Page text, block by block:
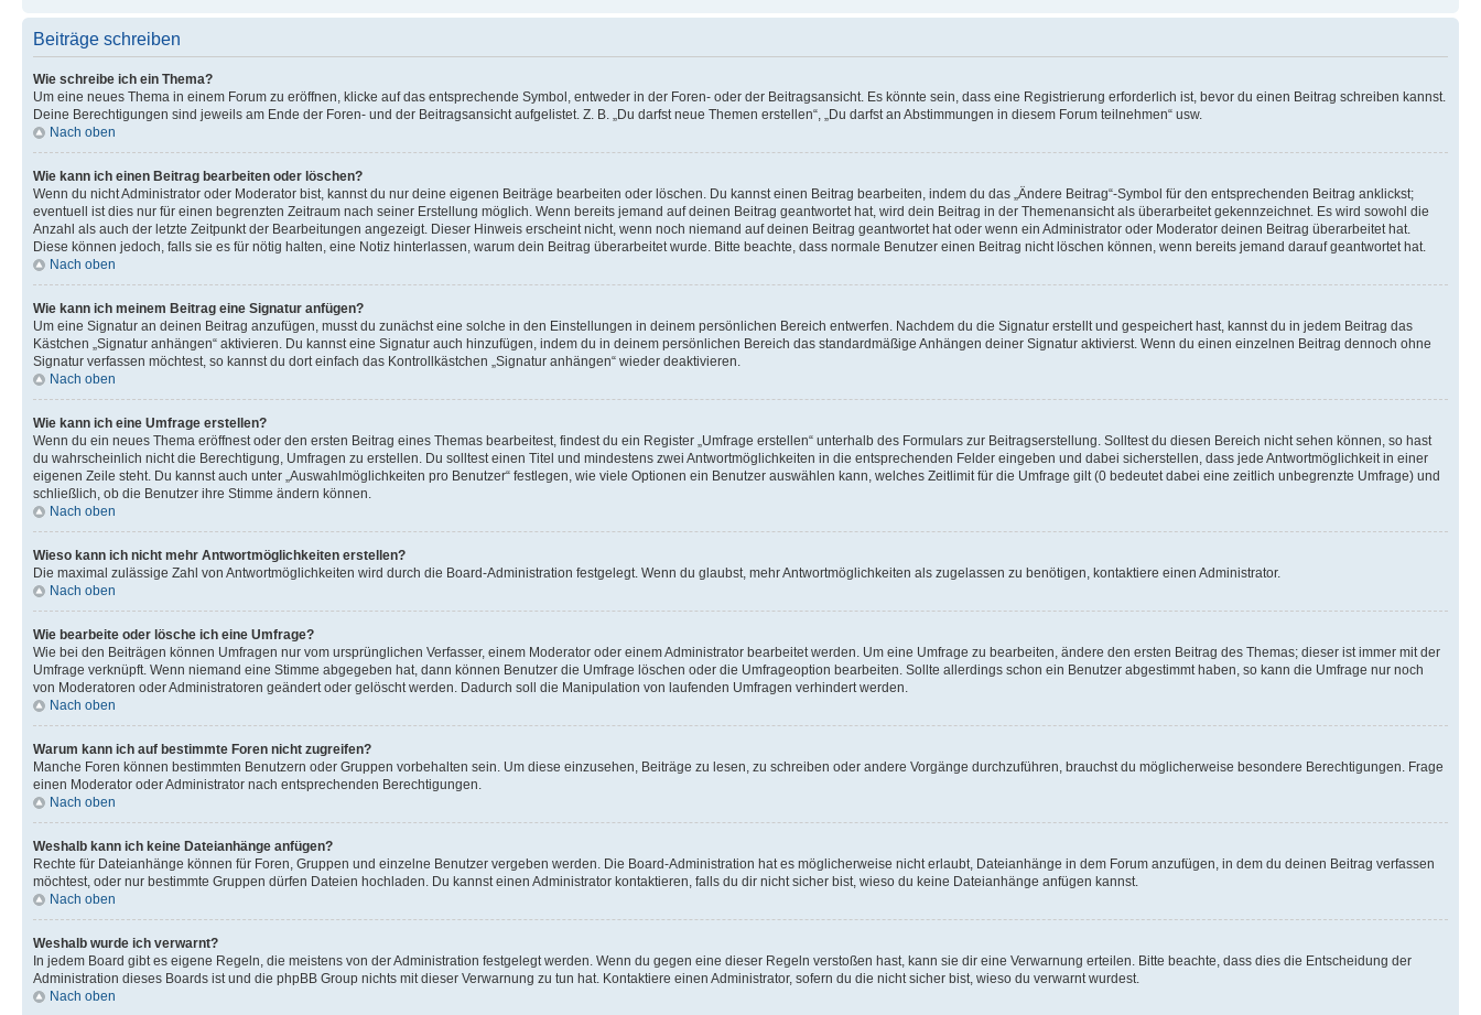
Beiträge schreiben
Wie schreibe ich ein Thema?
Um eine neues Thema in einem Forum zu eröffnen, klicke auf das entsprechende Symbol, entweder in der Foren- oder der Beitragsansicht. Es könnte sein, dass eine Registrierung erforderlich ist, bevor du einen Beitrag schreiben kannst.
Deine Berechtigungen sind jeweils am Ende der Foren- und der Beitragsansicht aufgelistet. Z. B. „Du darfst neue Themen erstellen“, „Du darfst an Abstimmungen in diesem Forum teilnehmen“ usw.
Nach oben
Wie kann ich einen Beitrag bearbeiten oder löschen?
Wenn du nicht Administrator oder Moderator bist, kannst du nur deine eigenen Beiträge bearbeiten oder löschen. Du kannst einen Beitrag bearbeiten, indem du das „Ändere Beitrag“-Symbol für den entsprechenden Beitrag anklickst;
eventuell ist dies nur für einen begrenzten Zeitraum nach seiner Erstellung möglich. Wenn bereits jemand auf deinen Beitrag geantwortet hat, wird dein Beitrag in der Themenansicht als überarbeitet gekennzeichnet. Es wird sowohl die
Anzahl als auch der letzte Zeitpunkt der Bearbeitungen angezeigt. Dieser Hinweis erscheint nicht, wenn noch niemand auf deinen Beitrag geantwortet hat oder wenn ein Administrator oder Moderator deinen Beitrag überarbeitet hat.
Diese können jedoch, falls sie es für nötig halten, eine Notiz hinterlassen, warum dein Beitrag überarbeitet wurde. Bitte beachte, dass normale Benutzer einen Beitrag nicht löschen können, wenn bereits jemand darauf geantwortet hat.
Nach oben
Wie kann ich meinem Beitrag eine Signatur anfügen?
Um eine Signatur an deinen Beitrag anzufügen, musst du zunächst eine solche in den Einstellungen in deinem persönlichen Bereich entwerfen. Nachdem du die Signatur erstellt und gespeichert hast, kannst du in jedem Beitrag das
Kästchen „Signatur anhängen“ aktivieren. Du kannst eine Signatur auch hinzufügen, indem du in deinem persönlichen Bereich das standardmäßige Anhängen deiner Signatur aktivierst. Wenn du einen einzelnen Beitrag dennoch ohne
Signatur verfassen möchtest, so kannst du dort einfach das Kontrollkästchen „Signatur anhängen“ wieder deaktivieren.
Nach oben
Wie kann ich eine Umfrage erstellen?
Wenn du ein neues Thema eröffnest oder den ersten Beitrag eines Themas bearbeitest, findest du ein Register „Umfrage erstellen“ unterhalb des Formulars zur Beitragserstellung. Solltest du diesen Bereich nicht sehen können, so hast
du wahrscheinlich nicht die Berechtigung, Umfragen zu erstellen. Du solltest einen Titel und mindestens zwei Antwortmöglichkeiten in die entsprechenden Felder eingeben und dabei sicherstellen, dass jede Antwortmöglichkeit in einer
eigenen Zeile steht. Du kannst auch unter „Auswahlmöglichkeiten pro Benutzer“ festlegen, wie viele Optionen ein Benutzer auswählen kann, welches Zeitlimit für die Umfrage gilt (0 bedeutet dabei eine zeitlich unbegrenzte Umfrage) und
schließlich, ob die Benutzer ihre Stimme ändern können.
Nach oben
Wieso kann ich nicht mehr Antwortmöglichkeiten erstellen?
Die maximal zulässige Zahl von Antwortmöglichkeiten wird durch die Board-Administration festgelegt. Wenn du glaubst, mehr Antwortmöglichkeiten als zugelassen zu benötigen, kontaktiere einen Administrator.
Nach oben
Wie bearbeite oder lösche ich eine Umfrage?
Wie bei den Beiträgen können Umfragen nur vom ursprünglichen Verfasser, einem Moderator oder einem Administrator bearbeitet werden. Um eine Umfrage zu bearbeiten, ändere den ersten Beitrag des Themas; dieser ist immer mit der
Umfrage verknüpft. Wenn niemand eine Stimme abgegeben hat, dann können Benutzer die Umfrage löschen oder die Umfrageoption bearbeiten. Sollte allerdings schon ein Benutzer abgestimmt haben, so kann die Umfrage nur noch
von Moderatoren oder Administratoren geändert oder gelöscht werden. Dadurch soll die Manipulation von laufenden Umfragen verhindert werden.
Nach oben
Warum kann ich auf bestimmte Foren nicht zugreifen?
Manche Foren können bestimmten Benutzern oder Gruppen vorbehalten sein. Um diese einzusehen, Beiträge zu lesen, zu schreiben oder andere Vorgänge durchzuführen, brauchst du möglicherweise besondere Berechtigungen. Frage
einen Moderator oder Administrator nach entsprechenden Berechtigungen.
Nach oben
Weshalb kann ich keine Dateianhänge anfügen?
Rechte für Dateianhänge können für Foren, Gruppen und einzelne Benutzer vergeben werden. Die Board-Administration hat es möglicherweise nicht erlaubt, Dateianhänge in dem Forum anzufügen, in dem du deinen Beitrag verfassen
möchtest, oder nur bestimmte Gruppen dürfen Dateien hochladen. Du kannst einen Administrator kontaktieren, falls du dir nicht sicher bist, wieso du keine Dateianhänge anfügen kannst.
Nach oben
Weshalb wurde ich verwarnt?
In jedem Board gibt es eigene Regeln, die meistens von der Administration festgelegt werden. Wenn du gegen eine dieser Regeln verstoßen hast, kann sie dir eine Verwarnung erteilen. Bitte beachte, dass dies die Entscheidung der
Administration dieses Boards ist und die phpBB Group nichts mit dieser Verwarnung zu tun hat. Kontaktiere einen Administrator, sofern du die nicht sicher bist, wieso du verwarnt wurdest.
Nach oben